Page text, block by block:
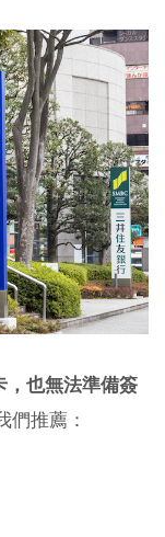
，也無法準備簽
推薦：